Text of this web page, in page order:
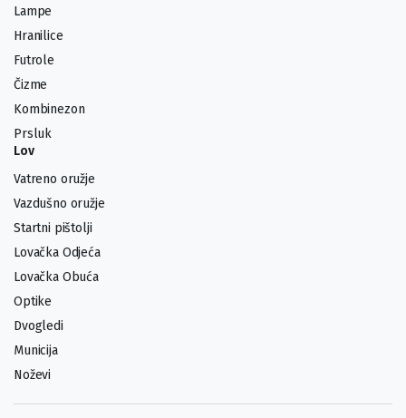
Lampe
Hranilice
Futrole
Čizme
Kombinezon
Prsluk
Lov
Vatreno oružje
Vazdušno oružje
Startni pištolji
Lovačka Odjeća
Lovačka Obuća
Optike
Dvogledi
Municija
Noževi